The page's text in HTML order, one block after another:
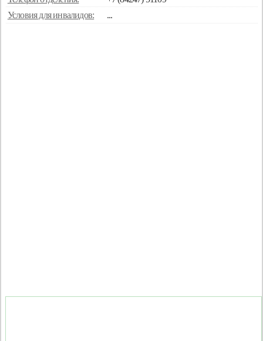
Условия для инвалидов:
...